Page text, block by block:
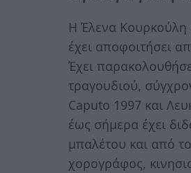
Η Έλενα Κουρκούλη
έχει αποφοιτήσει
Έχει
τραγουδιού,
Caputo 1997 και
έως σήμερα έχει
μπαλέτου και από
χορογράφος,